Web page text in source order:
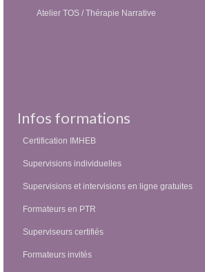
Atelier TOS / Thérapie Narrative
Infos formations
Certification IMHEB
Supervisions individuelles
Supervisions et intervisions en ligne gratuites
Formateurs en PTR
Superviseurs certifiés
Formateurs invités